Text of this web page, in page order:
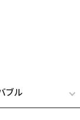
ブル